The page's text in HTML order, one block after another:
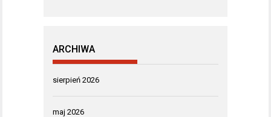
ARCHIWA
sierpień 2026
maj 2026